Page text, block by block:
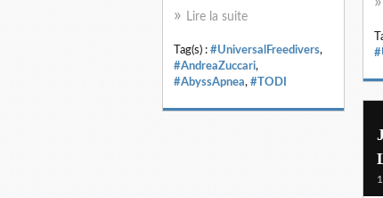
Lire la suite
Tag(s) : #UniversalFreedivers,
#AndreaZuccari,
#AbyssApnea, #TODI